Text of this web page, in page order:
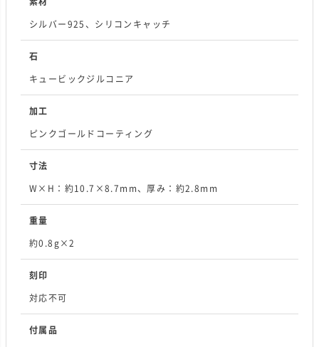
シルバー925、シリコンキャッチ
石
キュービックジルコニア
加工
ピンクゴールドコーティング
寸法
W×H：約10.7×8.7mm、厚み：約2.8mm
重量
約0.8g×2
刻印
対応不可
付属品